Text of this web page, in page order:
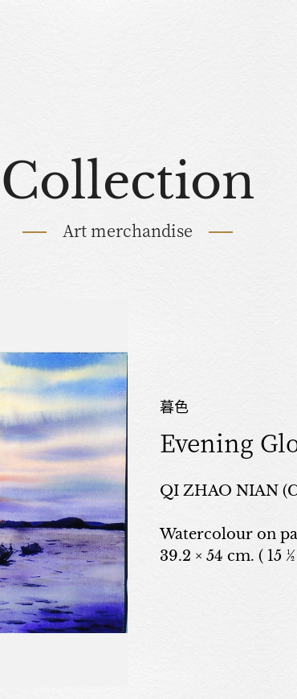
Collection
Art merchandise
暮色
Evening
QI ZHAO NIAN
Watercolour on
39.2 × 54 cm. ( 15